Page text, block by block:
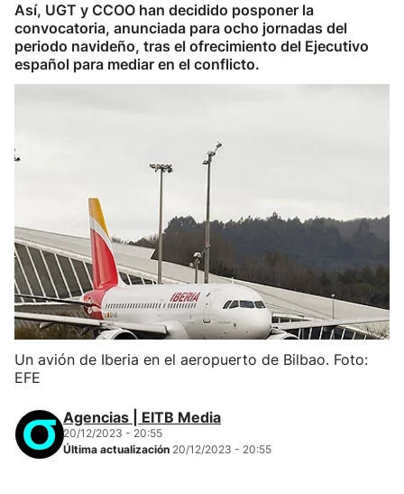
Así, UGT y CCOO han decidido posponer la
convocatoria, anunciada para ocho jornadas del
periodo navideño, tras el ofrecimiento del Ejecutivo
español para mediar en el conflicto.
Un avión de Iberia en el aeropuerto de Bilbao. Foto:
EFE
Agencias | EITB Media
20/12/2023 - 20:55
Última actualización 20/12/2023 - 20:55